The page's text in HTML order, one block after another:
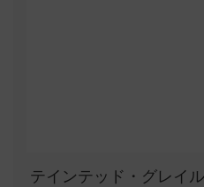
テインテッド・グレイ